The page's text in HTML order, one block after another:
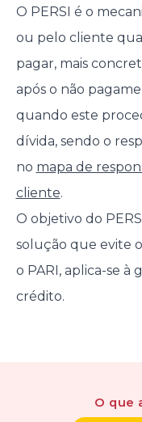
O PERSI é o
ou pelo cliente
pagar, mais
após o não
quando este
dívida, sendo o
no mapa de
cliente.
O objetivo do
solução que evite
o PARI, aplica-se à
crédito.
O que